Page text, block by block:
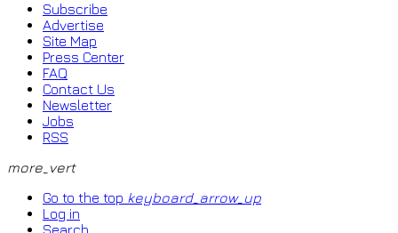
Subscribe
Advertise
Site Map
Press Center
FAQ
Contact Us
Newsletter
Jobs
RSS
more_vert
Go to the top keyboard_arrow_up
Log in
Search